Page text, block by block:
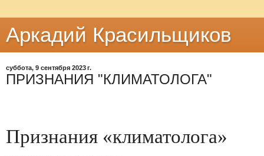
Аркадий Красильщиков
суббота, 9 сентября 2023 г.
ПРИЗНАНИЯ "КЛИМАТОЛОГА"
Признания «климатолога»